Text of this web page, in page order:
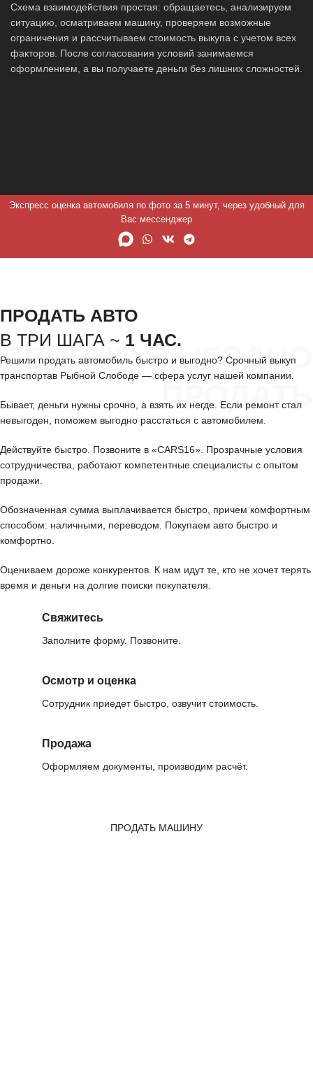
Схема взаимодействия простая: обращаетесь, анализируем
ситуацию, осматриваем машину, проверяем возможные
ограничения и рассчитываем стоимость выкупа с учетом всех
факторов. После согласования условий занимаемся
оформлением, а вы получаете деньги без лишних сложностей.
Экспресс оценка автомобиля по фото за 5 минут, через удобный для
Вас мессенджер
СРОЧНО ВЫГОДНО
ПРОДАТЬ
ПРОДАТЬ АВТО
В ТРИ ШАГА ~ 1 ЧАС.
Решили продать автомобиль быстро и выгодно? Срочный выкуп
транспортав Рыбной Слободе — сфера услуг нашей компании.
Бывает, деньги нужны срочно, а взять их негде. Если ремонт стал
невыгоден, поможем выгодно расстаться с автомобилем.
Действуйте быстро. Позвоните в «CARS16». Прозрачные условия
сотрудничества, работают компетентные специалисты с опытом
продажи.
Обозначенная сумма выплачивается быстро, причем комфортным
способом: наличными, переводом. Покупаем авто быстро и
комфортно.
Оцениваем дороже конкурентов. К нам идут те, кто не хочет терять
время и деньги на долгие поиски покупателя.
Свяжитесь
Заполните форму. Позвоните.
Осмотр и оценка
Сотрудник приедет быстро, озвучит стоимость.
Продажа
Оформляем документы, производим расчёт.
ПРОДАТЬ МАШИНУ